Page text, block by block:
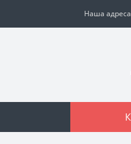
Наша адреса